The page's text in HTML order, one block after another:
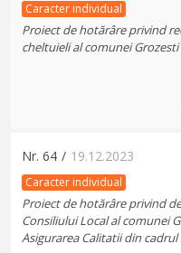
Caracter individual
Proiect de hotărâre privind
cheltuieli al comunei Grozesti
Nr. 64 / 19.12.2023
Caracter individual
Proiect de hotărâre privind
Consiliului Local al comunei
Asigurarea Calitatii din cadrul